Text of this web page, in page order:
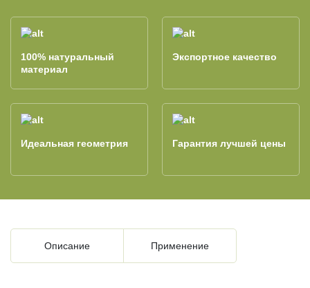
100% натуральный
материал
Экспортное качество
Идеальная геометрия Гарантия лучшей цены
Описание Применение